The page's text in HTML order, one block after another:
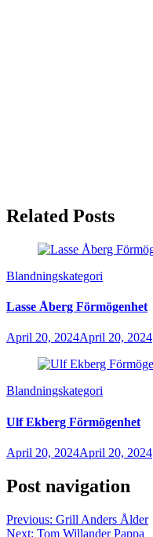
Related Posts
Blandningskategori
Lasse Åberg Förmögenhet
April 20, 2024April 20, 2024
Blandningskategori
Ulf Ekberg Förmögenhet
April 20, 2024April 20, 2024
Post navigation
Previous: Grill Anders Ålder
Next: Tom Willander Pappa